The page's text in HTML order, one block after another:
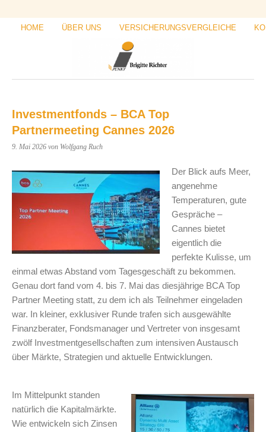
HOME ÜBER UNS VERSICHERUNGSVERGLEICHE
Investmentfonds – BCA Top
Partnermeeting Cannes 2026
9. Mai 2026 von Wolfgang Ruch
Der Blick aufs Meer,
angenehme
Temperaturen, gute
Gespräche –
Cannes bietet
eigentlich die
perfekte Kulisse, um
einmal etwas Abstand vom Tagesgeschäft zu bekommen.
Genau dort fand vom 4. bis 7. Mai das diesjährige BCA Top
Partner Meeting statt, zu dem ich als Teilnehmer eingeladen
war. In kleiner, exklusiver Runde trafen sich ausgewählte
Finanzberater, Fondsmanager und Vertreter von insgesamt
zwölf Investmentgesellschaften zum intensiven Austausch
über Märkte, Strategien und aktuelle Entwicklungen.
Im Mittelpunkt standen
natürlich die Kapitalmärkte.
Wie entwickeln sich Zinsen